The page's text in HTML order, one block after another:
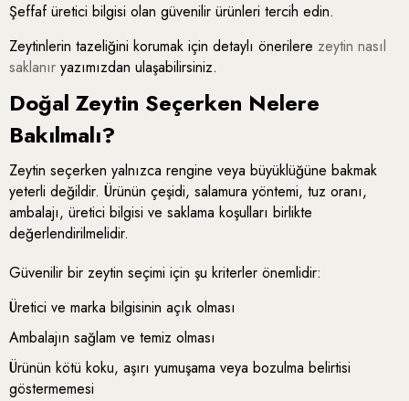
Şeffaf üretici bilgisi olan güvenilir ürünleri tercih edin.
Zeytinlerin tazeliğini korumak için detaylı önerilere zeytin nasıl
saklanır yazımızdan ulaşabilirsiniz.
Doğal Zeytin Seçerken Nelere
Bakılmalı?
Zeytin seçerken yalnızca rengine veya büyüklüğüne bakmak
yeterli değildir. Ürünün çeşidi, salamura yöntemi, tuz oranı,
ambalajı, üretici bilgisi ve saklama koşulları birlikte
değerlendirilmelidir.
Güvenilir bir zeytin seçimi için şu kriterler önemlidir:
Üretici ve marka bilgisinin açık olması
Ambalajın sağlam ve temiz olması
Ürünün kötü koku, aşırı yumuşama veya bozulma belirtisi
göstermemesi